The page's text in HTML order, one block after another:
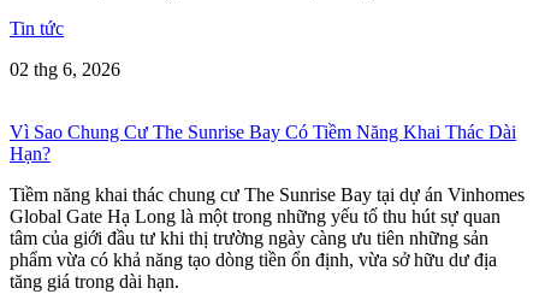
Tin tức
02 thg 6, 2026
Vì Sao Chung Cư The Sunrise Bay Có Tiềm Năng Khai Thác Dài
Hạn?
Tiềm năng khai thác chung cư The Sunrise Bay tại dự án Vinhomes
Global Gate Hạ Long là một trong những yếu tố thu hút sự quan
tâm của giới đầu tư khi thị trường ngày càng ưu tiên những sản
phẩm vừa có khả năng tạo dòng tiền ổn định, vừa sở hữu dư địa
tăng giá trong dài hạn.